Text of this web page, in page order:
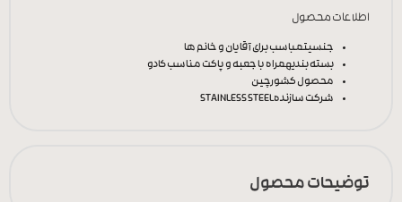
اطلاعات محصول
جنسیتمباسب برای آقایان و خانم ها
بسته بندیهمراه با جعبه و پاکت مناسب کادو
محصول کشورچین
شرکت سازندهSTAINLESS STEEL
توضیحات محصول